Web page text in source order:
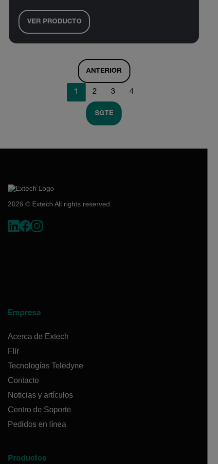
VER PRODUCTO
ANTERIOR
1 2 3 4
SGTE
2026 © Extech All rights reserved.
Empresa
Acerca de Extech
Flir
Tecnologías Teledyne
Contacto
Noticias y artículos
Centro de Soporte
Pedidos en línea
Productos